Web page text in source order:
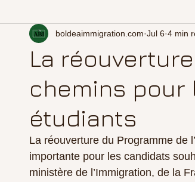
La
chemins
étudiants
boldeaimmigration.com Jul 6 4 min
La réouverture du Programme de
importante pour les candidats
ministère de l’Immigration, de la